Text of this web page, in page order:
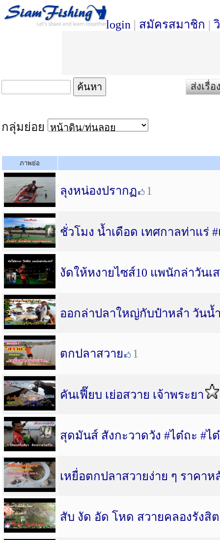
login | สมัครสมาชิก |
ส่งเรื่
กลุ่มย่อย
ภาพย่อ
ลุงหน่องปรากฏ 1
ชั่วโมง น้ำเดือด เทศกาลท่าแร่
งัดให้หงายไซส์10 แพนักล่าวันเ
ออกล่าปลาใหญ่กับป๋าหลำ วันน้
ตกปลาสวาย 1
คันเฟี๊ยบ เย่อสวาย เจ้าพระยา
สุดมันส์ สังกะวาดวัง #ไต๋ถะ #
เหยื่อตกปลาสวายง่าย ๆ ราคาห
สับ งัด อัด โหด สวายคลองรังสิต